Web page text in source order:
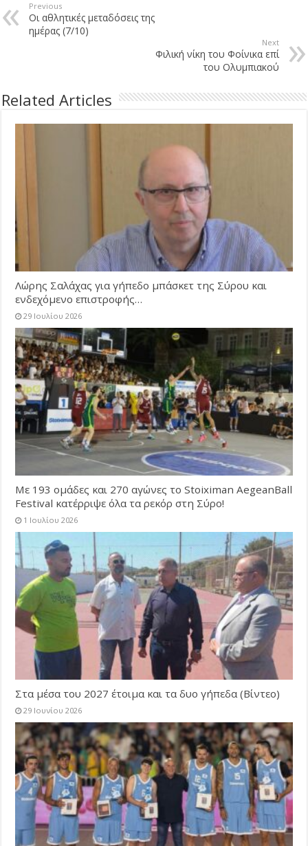
Previous
Οι αθλητικές μεταδόσεις της
ημέρας (7/10)
Next
Φιλική νίκη του Φοίνικα επί
του Ολυμπιακού
Related Articles
Λώρης Σαλάχας για γήπεδο μπάσκετ της Σύρου και
ενδεχόμενο επιστροφής…
29 Ιουλίου 2026
Με 193 ομάδες και 270 αγώνες το Stoiximan AegeanBall
Festival κατέρριψε όλα τα ρεκόρ στη Σύρο!
1 Ιουλίου 2026
Στα μέσα του 2027 έτοιμα και τα δυο γήπεδα (Βίντεο)
29 Ιουνίου 2026